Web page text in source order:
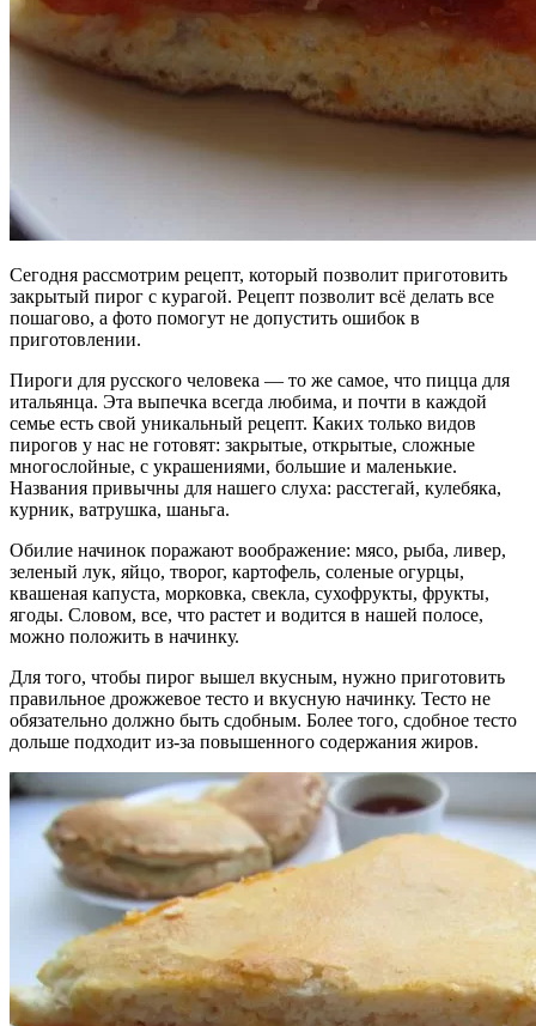
Сегодня рассмотрим рецепт, который позволит приготовить
закрытый пирог с курагой. Рецепт позволит всё делать все
пошагово, а фото помогут не допустить ошибок в
приготовлении.
Пироги для русского человека — то же самое, что пицца для
итальянца. Эта выпечка всегда любима, и почти в каждой
семье есть свой уникальный рецепт. Каких только видов
пирогов у нас не готовят: закрытые, открытые, сложные
многослойные, с украшениями, большие и маленькие.
Названия привычны для нашего слуха: расстегай, кулебяка,
курник, ватрушка, шаньга.
Обилие начинок поражают воображение: мясо, рыба, ливер,
зеленый лук, яйцо, творог, картофель, соленые огурцы,
квашеная капуста, морковка, свекла, сухофрукты, фрукты,
ягоды. Словом, все, что растет и водится в нашей полосе,
можно положить в начинку.
Для того, чтобы пирог вышел вкусным, нужно приготовить
правильное дрожжевое тесто и вкусную начинку. Тесто не
обязательно должно быть сдобным. Более того, сдобное тесто
дольше подходит из-за повышенного содержания жиров.